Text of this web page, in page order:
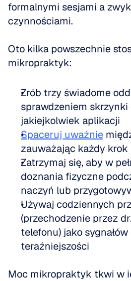
formalnymi sesjami a
czynnościami.
Oto kilka powszechnie
mikropraktyk:
Zrób trzy świadome
sprawdzeniem
jakiejkolwiek aplikacji
Spaceruj uważnie
zauważając każdy krok
Zatrzymaj się, aby w
doznania fizyczne
naczyń lub
Używaj codziennych
(przechodzenie przez
telefonu) jako
teraźniejszości
Moc mikropraktyk tkwi w